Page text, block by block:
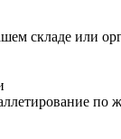
складе или
по